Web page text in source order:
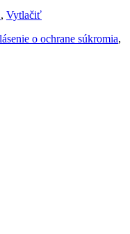
, Vytlačiť
o ochrane súkromia,